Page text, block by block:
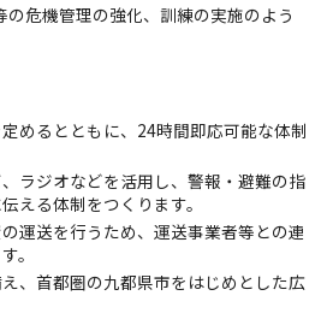
危機管理の強化、訓練の実施のよう
めるとともに、24時間即応可能な体制
ラジオなどを活用し、警報・避難の指
える体制をつくります。
運送を行うため、運送事業者等との連
。
、首都圏の九都県市をはじめとした広